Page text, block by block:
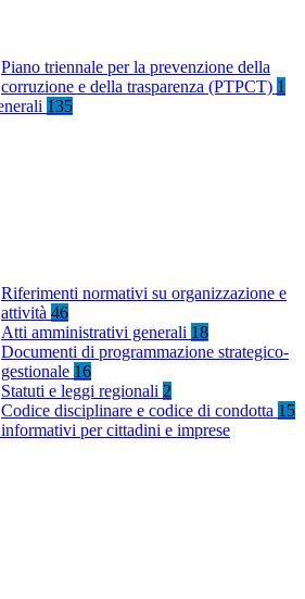
Piano triennale per la prevenzione della
corruzione e della trasparenza (PTPCT) 1
135
Riferimenti normativi su organizzazione e
attività 46
Atti amministrativi generali 18
Documenti di programmazione strategico-
gestionale 16
Statuti e leggi regionali 2
Codice disciplinare e codice di condotta 15
per cittadini e imprese